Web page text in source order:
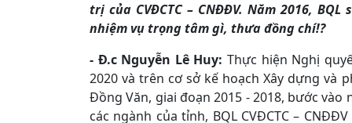
trị của CVĐCTC – CNĐĐV. Năm 2016,
nhiệm vụ trọng tâm gì, thưa đồng chí!?
- Đ.c Nguyễn Lê Huy: Thực hiện Nghị
2020 và trên cơ sở kế hoạch Xây dựng và
Đồng Văn, giai đoạn 2015 - 2018, bước
các ngành của tỉnh, BQL CVĐCTC –